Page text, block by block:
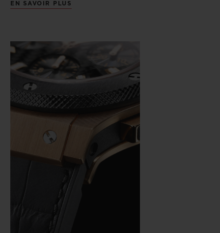
exprime l’ADN de la marque, en évoquant
tous les matériaux formaient un tout dans
la fusion originelle.
EN SAVOIR PLUS